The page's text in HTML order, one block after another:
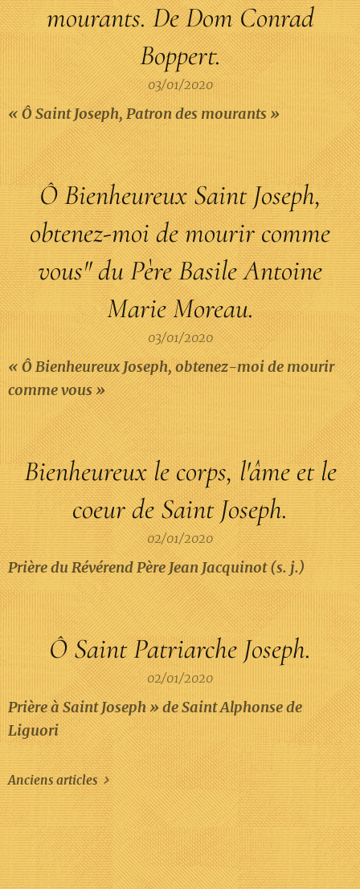
mourants. De Dom Conrad
Boppert.
03/01/2020
« Ô Saint Joseph, Patron des mourants »
Ô Bienheureux Saint Joseph,
obtenez-moi de mourir comme
vous" du Père Basile Antoine
Marie Moreau.
03/01/2020
« Ô Bienheureux Joseph, obtenez-moi de mourir
comme vous »
Bienheureux le corps, l'âme et le
coeur de Saint Joseph.
02/01/2020
Prière du Révérend Père Jean Jacquinot (s. j.)
Ô Saint Patriarche Joseph.
02/01/2020
Prière à Saint Joseph » de Saint Alphonse de
Liguori
Anciens articles